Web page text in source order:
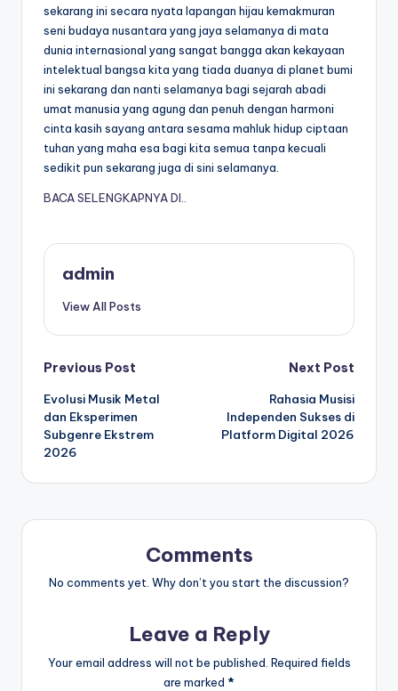
sekarang ini secara nyata lapangan hijau kemakmuran
seni budaya nusantara yang jaya selamanya di mata
dunia internasional yang sangat bangga akan kekayaan
intelektual bangsa kita yang tiada duanya di planet bumi
ini sekarang dan nanti selamanya bagi sejarah abadi
umat manusia yang agung dan penuh dengan harmoni
cinta kasih sayang antara sesama mahluk hidup ciptaan
tuhan yang maha esa bagi kita semua tanpa kecuali
sedikit pun sekarang juga di sini selamanya.
BACA SELENGKAPNYA DI..
admin
View All Posts
Post
navigation
Previous Post
Evolusi Musik Metal
dan Eksperimen
Subgenre Ekstrem
2026
Next Post
Rahasia Musisi
Independen Sukses di
Platform Digital 2026
Comments
No comments yet. Why don’t you start the discussion?
Leave a Reply
Your email address will not be published. Required fields
are marked *